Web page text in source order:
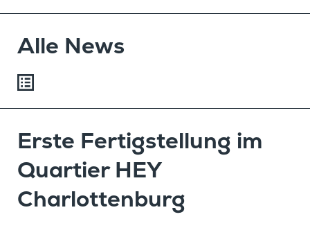
Alle News
Erste Fertig­stel­lung im
Quartier HEY
Charlottenburg